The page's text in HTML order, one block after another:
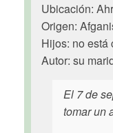
Ubicación:
Origen:
Hijos: no está
Autor: su
El 7 de
tomar un